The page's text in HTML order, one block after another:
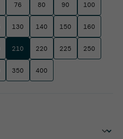
76 80 90 100
130 140 150 160
210 220 225 250
350 400